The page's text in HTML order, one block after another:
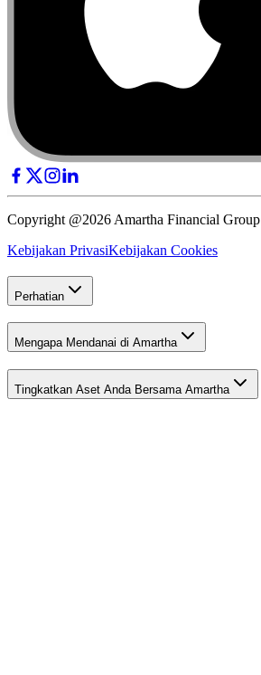
Copyright @2026 Amartha Financial Group
Kebijakan PrivasiKebijakan Cookies
Perhatian
Mengapa Mendanai di Amartha
Tingkatkan Aset Anda Bersama Amartha